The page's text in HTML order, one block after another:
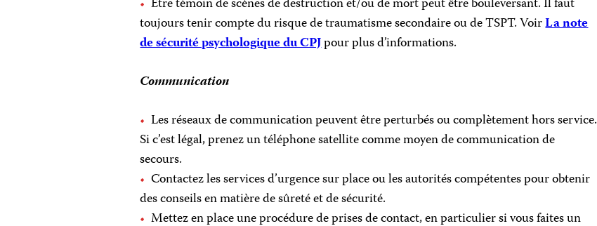
Être témoin de scènes de destruction et/ou de mort peut être bouleversant. Il faut
toujours tenir compte du risque de traumatisme secondaire ou de TSPT. VoirLa note
de sécurité psychologique du CPJpour plus d’informations.
Communication
Les réseaux de communication peuvent être perturbés ou complètement hors service.
Si c’est légal, prenez un téléphone satellite comme moyen de communication de
secours.
Contactez les services d’urgence sur place ou les autorités compétentes pour obtenir
des conseils en matière de sûreté et de sécurité.
Mettez en place une procédure de prises de contact, en particulier si vous faites un